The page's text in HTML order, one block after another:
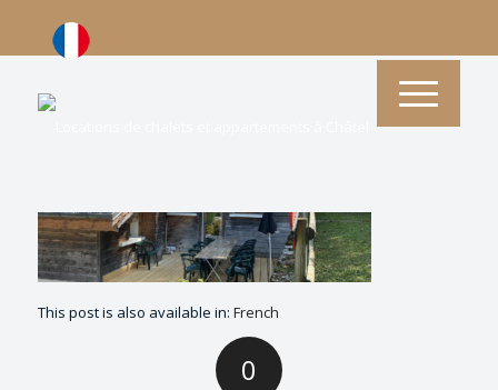
This post is also available in: French
0